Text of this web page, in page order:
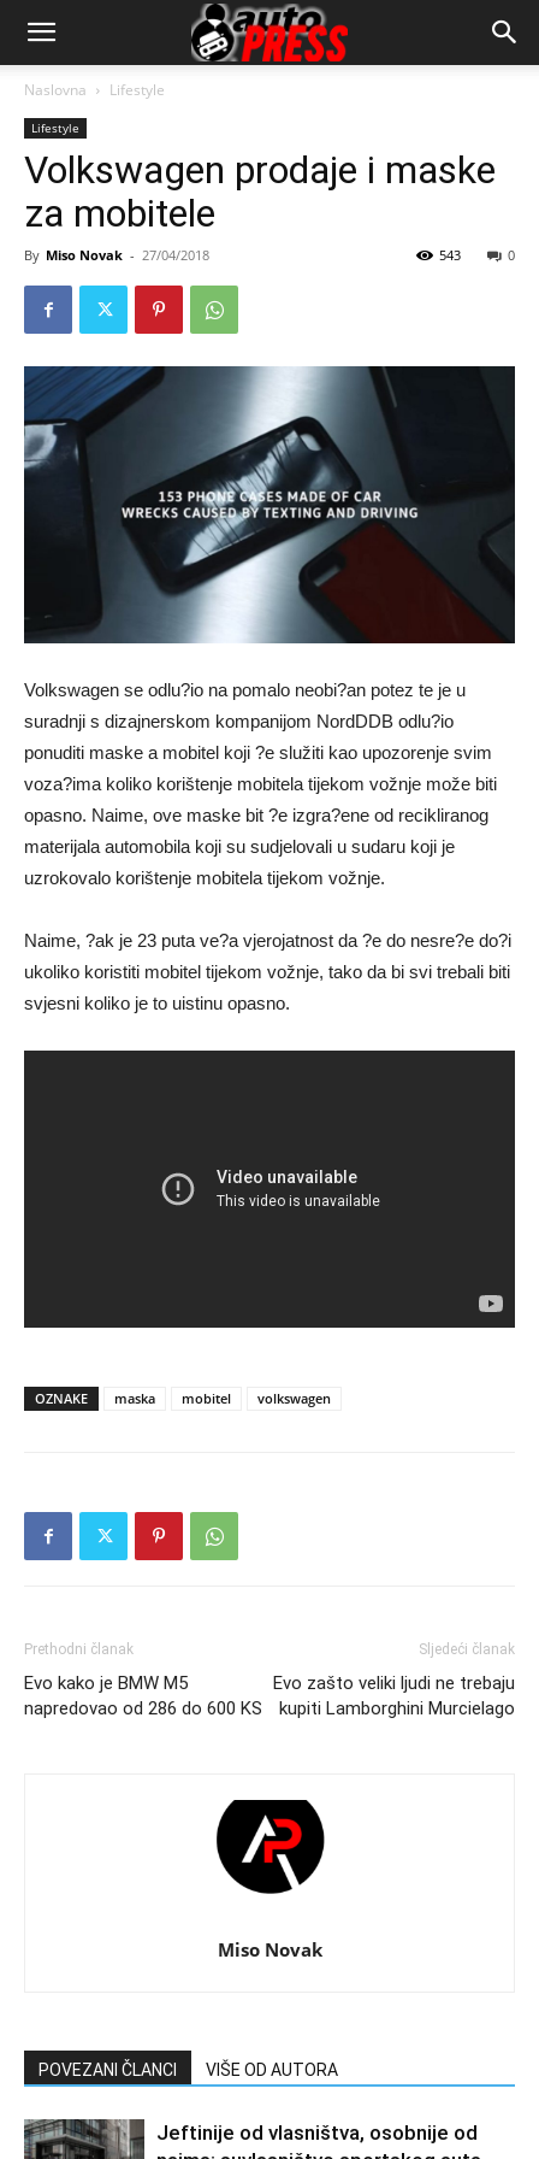
AutopressHR
Naslovna Lifestyle
Lifestyle
Volkswagen prodaje i maske
za mobitele
By Miso Novak - 27/04/2018 0
543
Volkswagen se odlu?io na pomalo neobi?an potez te je u
suradnji s dizajnerskom kompanijom NordDDB odlu?io
ponuditi maske a mobitel koji ?e služiti kao upozorenje svim
voza?ima koliko korištenje mobitela tijekom vožnje može biti
opasno. Naime, ove maske bit ?e izgra?ene od recikliranog
materijala automobila koji su sudjelovali u sudaru koji je
uzrokovalo korištenje mobitela tijekom vožnje.
Naime, ?ak je 23 puta ve?a vjerojatnost da ?e do nesre?e do?i
ukoliko koristiti mobitel tijekom vožnje, tako da bi svi trebali biti
svjesni koliko je to uistinu opasno.
OZNAKE maska mobitel volkswagen
Prethodni članak
Evo kako je BMW M5
napredovao od 286 do 600 KS
Sljedeći članak
Evo zašto veliki ljudi ne trebaju
kupiti Lamborghini Murcielago
Miso Novak
POVEZANI ČLANCI VIŠE OD AUTORA
Jeftinije od vlasništva, osobnije od